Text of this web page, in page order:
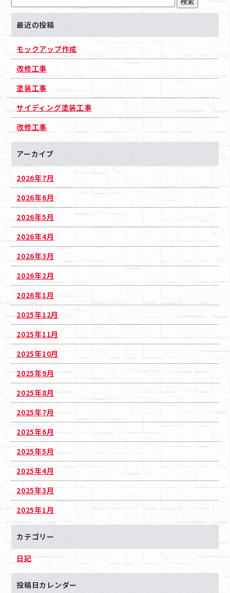
最近の投稿
モックアップ作成
改修工事
塗装工事
サイディング塗装工事
改修工事
アーカイブ
2026年7月
2026年6月
2026年5月
2026年4月
2026年3月
2026年2月
2026年1月
2025年12月
2025年11月
2025年10月
2025年9月
2025年8月
2025年7月
2025年6月
2025年5月
2025年4月
2025年3月
2025年1月
カテゴリー
日記
投稿日カレンダー